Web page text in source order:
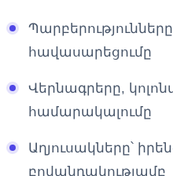
հավասարեցումը
Վերնագրերը,
համարակալումը
Աղյուսակները՝
բովանդակությամբ